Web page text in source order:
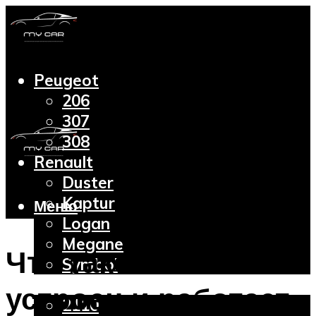
Peugeot
206
307
308
Renault
Duster
Kaptur
Logan
Megane
Symbol
2110
Меню
Что такое ЭУР: как
устроен и работает